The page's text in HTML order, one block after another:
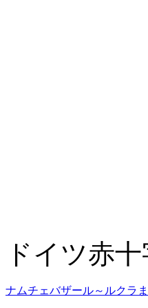
ドイツ赤
ナムチェバザール～ルクラ